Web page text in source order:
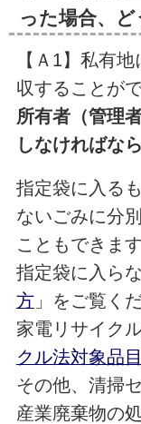
った場合、
【Ａ1】私有
収することが
所有者（管理
しなければな
指定袋に入る
ないごみに分
こともできます
指定袋に入ら
方」をご覧くだ
家電リサイク
クル法対象品
その他、清掃
産業廃棄物の